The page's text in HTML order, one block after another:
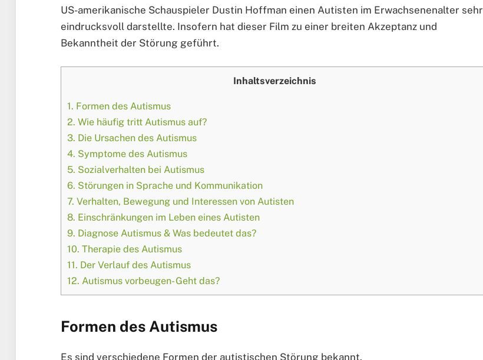
US-amerikanische Schauspieler Dustin Hoffman einen Autisten im Erwachsenenalter sehr
eindrucksvoll darstellte. Insofern hat dieser Film zu einer breiten Akzeptanz und
Bekanntheit der Störung geführt.
Inhaltsverzeichnis
1. Formen des Autismus
2. Wie häufig tritt Autismus auf?
3. Die Ursachen des Autismus
4. Symptome des Autismus
5. Sozialverhalten bei Autismus
6. Störungen in Sprache und Kommunikation
7. Verhalten, Bewegung und Interessen von Autisten
8. Einschränkungen im Leben eines Autisten
9. Diagnose Autismus & Was bedeutet das?
10. Therapie des Autismus
11. Der Verlauf des Autismus
12. Autismus vorbeugen- Geht das?
Formen des Autismus
Es sind verschiedene Formen der autistischen Störung bekannt.